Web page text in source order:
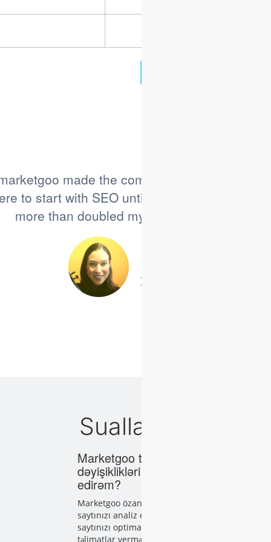
made the complicated simple for
to start with SEO until I started using this
more than doubled my traffic when I started
Vəziyyət araşdırmasını oxuyun
Suallar və dəstək
Marketgoo tövsiyə olunan
dəyişiklikləri edir yoxsa mən
edirəm?
Marketgoo özan yarat vasitədir, buna görə
saytınızı analiz etmək və tövsiyələr vermək,
saytınızı optimallaşdırmaq üçün tapşırıqlar və
təlimatlar verməkdə sizə kömək etsək də, bu